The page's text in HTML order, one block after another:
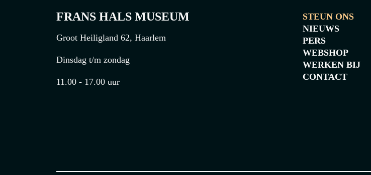
FRANS HALS MUSEUM
Groot Heiligland 62, Haarlem
Dinsdag t/m zondag
11.00 - 17.00 uur
STEUN ONS
NIEUWS
PERS
WEBSHOP
WERKEN BIJ
CONTACT